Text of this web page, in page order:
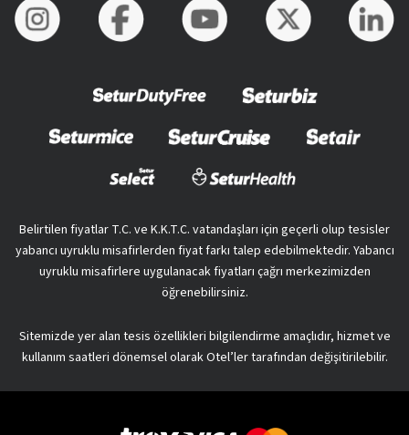
Belirtilen fiyatlar T.C. ve K.K.T.C. vatandaşları için geçerli olup tesisler
yabancı uyruklu misafirlerden fiyat farkı talep edebilmektedir. Yabancı
uyruklu misafirlere uygulanacak fiyatları çağrı merkezimizden
öğrenebilirsiniz.
Sitemizde yer alan tesis özellikleri bilgilendirme amaçlıdır, hizmet ve
kullanım saatleri dönemsel olarak Otel’ler tarafından değişitirilebilir.